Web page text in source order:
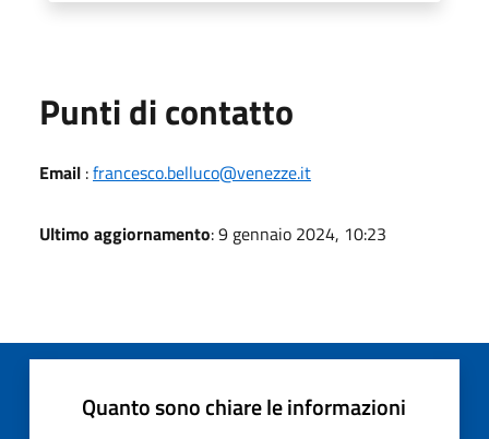
Punti di contatto
Email :francesco.belluco@venezze.it
Ultimo aggiornamento: 9 gennaio 2024, 10:23
Quanto sono chiare le informazioni